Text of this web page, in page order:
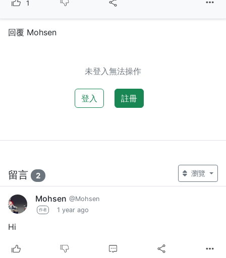
1
回覆 Mohsen
未登入無法操作
登入 註冊
留言 2 瀏覽
Mohsen @Mohsen
作者 1 year ago
Hi